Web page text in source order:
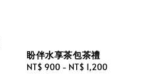
盼伴水享茶包茶禮
Regular
NT$ 900 - NT$ 1,200